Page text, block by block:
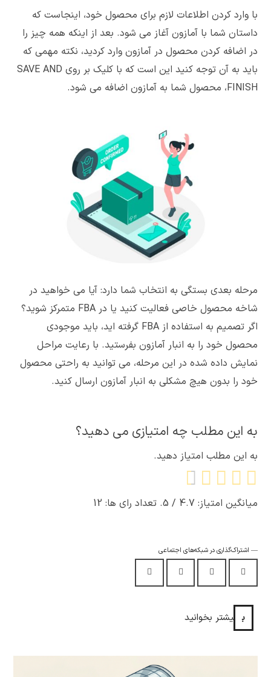
با وارد کردن اطلاعات لازم برای محصول خود، اینجاست که
داستان شما با آمازون آغاز می شود. بعد از اینکه همه چیز را
در اضافه کردن محصول در آمازون وارد کردید، نکته مهمی که
باید به آن توجه کنید این است که با کلیک بر روی SAVE AND
FINISH، محصول شما به آمازون اضافه می شود.
مرحله بعدی بستگی به انتخاب شما دارد: آیا می خواهید در
شاخه محصول خاصی فعالیت کنید یا در FBA متمرکز شوید؟
اگر تصمیم به استفاده از FBA گرفته اید، باید موجودی
محصول خود را به انبار آمازون بفرستید. با رعایت مراحل
نمایش داده شده در این مرحله، می توانید به راحتی محصول
خود را بدون هیچ مشکلی به انبار آمازون ارسال کنید.
به این مطلب چه امتیازی می دهید؟
به این مطلب امتیاز دهید.
میانگین امتیاز:4.7 / 5. تعداد رای ها: 12
اشتراک‌گذاری در شبکه‌های اجتماعی
بیشتر بخوانید